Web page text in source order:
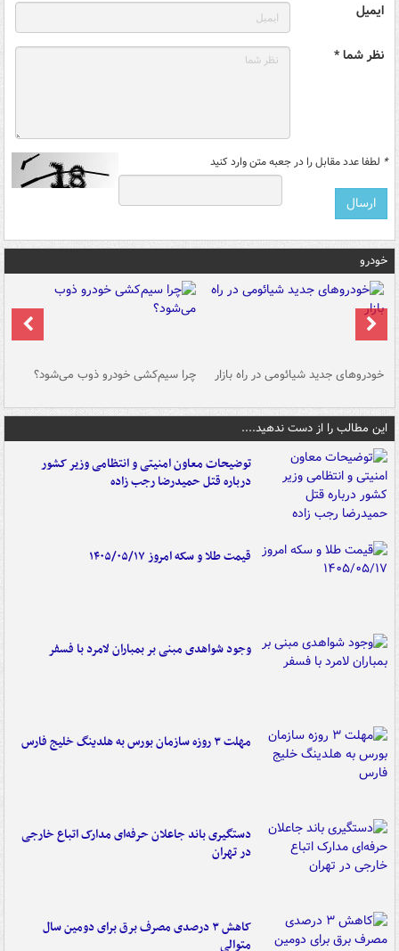
ایمیل
نظر شما *
* لطفا عدد مقابل را در جعبه متن وارد کنید
خودرو
خودروهای جدید شیائومی در راه بازار چرا سیم‌کشی خودرو ذوب می‌شود؟
این مطالب را از دست ندهید....
توضیحات معاون امنیتی و انتظامی وزیر کشور
درباره قتل حمیدرضا رجب زاده
قیمت طلا و سکه امروز ۱۴۰۵/۰۵/۱۷
وجود شواهدی مبنی بر بمباران لامرد با فسفر
مهلت ۳ روزه سازمان بورس به هلدینگ خلیج فارس
دستگیری باند جاعلان حرفه‌ای مدارک اتباع خارجی
در تهران
کاهش ۳ درصدی مصرف برق برای دومین سال
متوالی